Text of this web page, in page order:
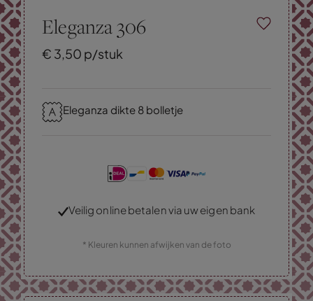
Eleganza 306
€ 3,50 p/stuk
Eleganza dikte 8 bolletje
Veilig online betalen via uw eigen bank
* Kleuren kunnen afwijken van de foto